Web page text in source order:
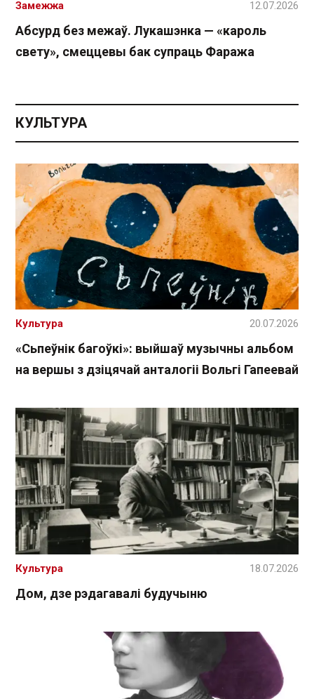
Абсурд без межаў. Лукашэнка — «кароль
свету», смеццевы бак супраць Фаража
Замежжа 12.07.2026
КУЛЬТУРА
«Сьпеўнік багоўкі»: выйшаў музычны альбом
на вершы з дзіцячай анталогіі Вольгі Гапеевай
Культура 20.07.2026
Дом, дзе рэдагавалі будучыню
Культура 18.07.2026